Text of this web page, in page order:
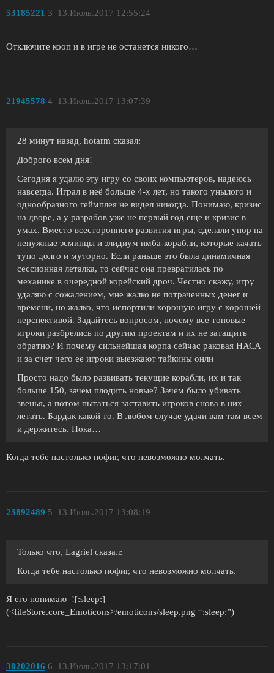
53185221 13.Июль.2017 12:55:24
3
Отключите кооп и в игре не останется никого…
21945578 13.Июль.2017 13:07:39
4
28 минут назад, hotarm сказал:
Доброго всем дня!
Сегодня я удалю эту игру со своих компьютеров, надеюсь
навсегда. Играл в неё больше 4-х лет, но такого унылого и
однообразного геймплея не видел никогда. Понимаю, кризис
на дворе, а у разрабов уже не первый год еще и кризис в
умах. Вместо всестороннего развития игры, сделали упор на
ненужные эсминцы и элидиум имба-корабли, которые качать
тупо долго и муторно. Если раньше это была динамичная
сессионная леталка, то сейчас она превратилась по
механике в очередной корейский дроч. Честно скажу, игру
удаляю с сожалением, мне жалко не потраченных денег и
времени, но жалко, что испортили хорошую игру с хорошей
перспективой. Задайтесь вопросом, почему все топовые
игроки разбрелись по другим проектам и их не затащить
обратно? И почему сильнейшая корпа сейчас раковая НАСА
и за счет чего ее игроки выезжают тайкины онли
Просто надо было развивать текущие корабли, их и так
больше 150, зачем плодить новые? Зачем было убивать
звенья, а потом пытаться заставить игроков снова в них
летать. Бардак какой то. В любом случае удачи вам там всем
и держитесь. Пока…
Когда тебе настолько пофиг, что невозможно молчать.
23892489 13.Июль.2017 13:08:19
5
Только что, Lagriel сказал:
Когда тебе настолько пофиг, что невозможно молчать.
Я его понимаю ![:sleep:]
(<fileStore.core_Emoticons>/emoticons/sleep.png “:sleep:”)
30202016 13.Июль.2017 13:17:01
6